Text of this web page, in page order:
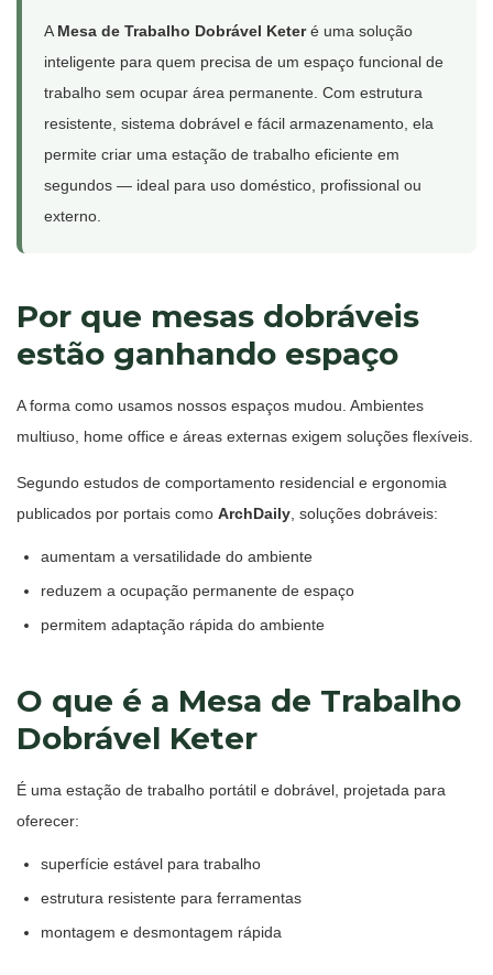
A Mesa de Trabalho Dobrável Keteré uma solução
inteligente para quem precisa de um espaço funcional de
trabalho sem ocupar área permanente. Com estrutura
resistente, sistema dobrável e fácil armazenamento, ela
permite criar uma estação de trabalho eficiente em
segundos — ideal para uso doméstico, profissional ou
externo.
Por que mesas dobráveis
estão ganhando espaço
A forma como usamos nossos espaços mudou. Ambientes
multiuso, home office e áreas externas exigem soluções flexíveis.
Segundo estudos de comportamento residencial e ergonomia
publicados por portais como ArchDaily , soluções dobráveis:
aumentam a versatilidade do ambiente
reduzem a ocupação permanente de espaço
permitem adaptação rápida do ambiente
O que é a Mesa de Trabalho
Dobrável Keter
É uma estação de trabalho portátil e dobrável, projetada para
oferecer:
superfície estável para trabalho
estrutura resistente para ferramentas
montagem e desmontagem rápida